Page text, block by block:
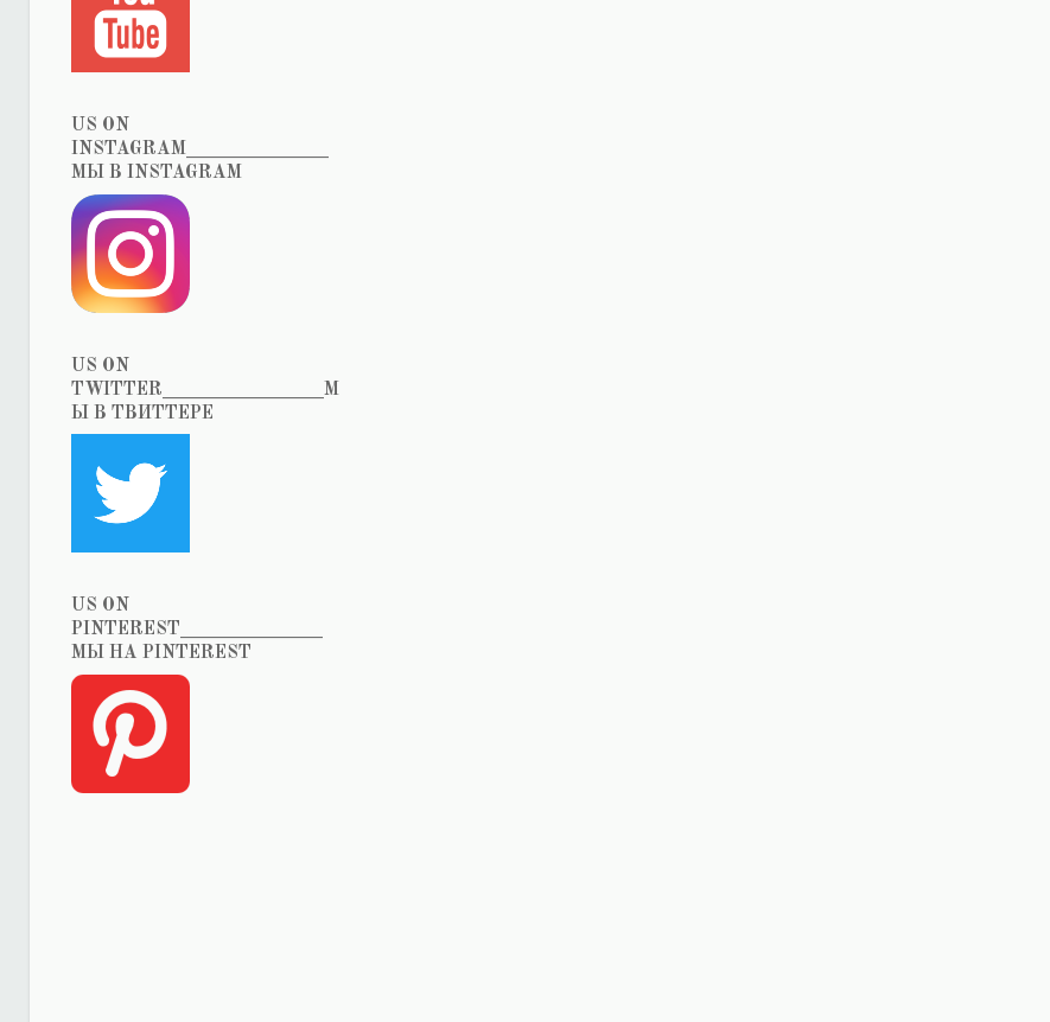
US ON
INSTAGRAM_______________
МЫ В INSTAGRAM
US ON
TWITTER_________________М
Ы В ТВИТТЕРЕ
US ON
PINTEREST_______________
МЫ НА PINTEREST